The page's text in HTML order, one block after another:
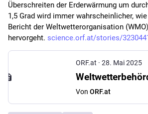
Überschreiten der Erderwärmung um
1,5 Grad wird immer wahrscheinlicher,
Bericht der Weltwetterorganisation
hervorgeht. science.orf.at/stories/
ORF.at · 28. Mai 2025
Von ORF.at